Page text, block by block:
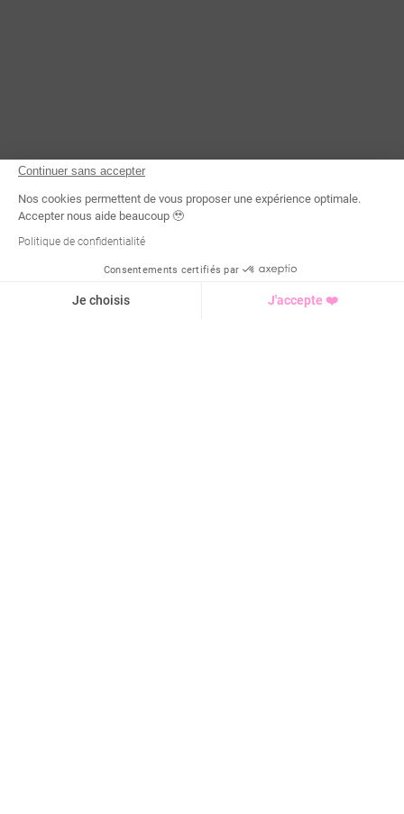
Continuer sans accepter
Nos cookies permettent de vous proposer une expérience optimale.
Accepter nous aide beaucoup 🥹
Politique de confidentialité
Consentements certifiés par
Je choisis J'accepte ❤️